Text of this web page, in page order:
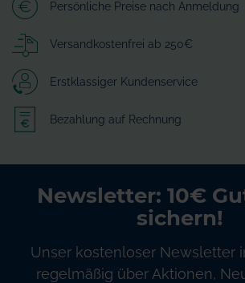
Persönliche Preise nach Anmeldung
Versandkostenfrei ab 250€
Erstklassiger Kundenservice
Bezahlung auf Rechnung
Newsletter: 10€
sichern!
Unser kostenloser Newsletter
regelmäßig über Aktionen,